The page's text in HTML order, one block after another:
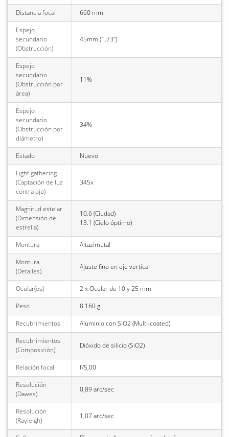
Distancia focal
660 mm
Espejo
secundario
(Obstrucción)
45mm (1.73")
Espejo
secundario
(Obstrucción por
área)
11%
Espejo
secundario
(Obstrucción por
diámetro)
34%
Estado
Nuevo
Light gathering
(Captación de luz
contra ojo)
345x
Magnitud estelar
(Dimensión de
estrella)
10.6 (Ciudad)
13.1 (Cielo óptimo)
Montura
Altazimutal
Montura
(Detalles)
Ajuste fino en eje vertical
Ocular(es)
2 x Ocular de 10 y 25 mm
Peso
8.160 g
Recubrimientos
Aluminio con SiO2 (Multi-coated)
Recubrimientos
(Composición)
Dióxido de silicio (SiO2)
Relación focal
f/5,00
Resolución
(Dawes)
0,89 arc/sec
Resolución
(Rayleigh)
1,07 arc/sec